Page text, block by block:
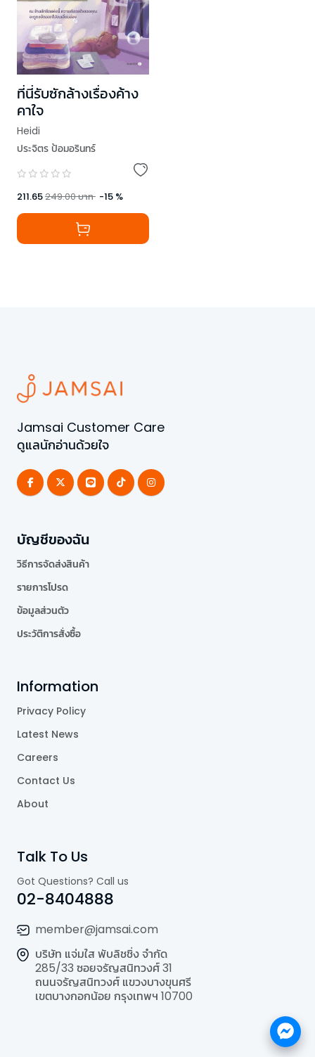
ที่นี่รับซักล้างเรื่องค้าง
คาใจ
Heidi
ประจิตร ป้อมอรินทร์
211.65249.00บาท -15 %
Jamsai Customer Care
ดูแลนักอ่านด้วยใจ
บัญชีของฉัน
วิธีการจัดส่งสินค้า
รายการโปรด
ข้อมูลส่วนตัว
ประวัติการสั่งซื้อ
Information
Privacy Policy
Latest News
Careers
Contact Us
About
Talk To Us
Got Questions? Call us
02-8404888
member@jamsai.com
บริษัท แจ่มใส พับลิชชิ่ง จำกัด
285/33 ซอยจรัญสนิทวงศ์ 31
ถนนจรัญสนิทวงศ์ แขวงบางขุนศรี
เขตบางกอกน้อย กรุงเทพฯ 10700